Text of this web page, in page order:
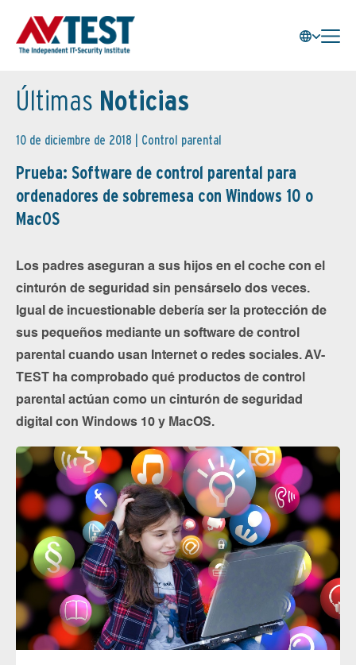
Últimas Noticias
10 de diciembre de 2018 | Control parental
Prueba: Software de control parental para
ordenadores de sobremesa con Windows 10 o
MacOS
Los padres aseguran a sus hijos en el coche con el
cinturón de seguridad sin pensárselo dos veces.
Igual de incuestionable debería ser la protección de
sus pequeños mediante un software de control
parental cuando usan Internet o redes sociales. AV-
TEST ha comprobado qué productos de control
parental actúan como un cinturón de seguridad
digital con Windows 10 y MacOS.